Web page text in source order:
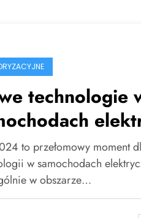
technologie
to przełomowy moment
w samochodach
w obszarze…